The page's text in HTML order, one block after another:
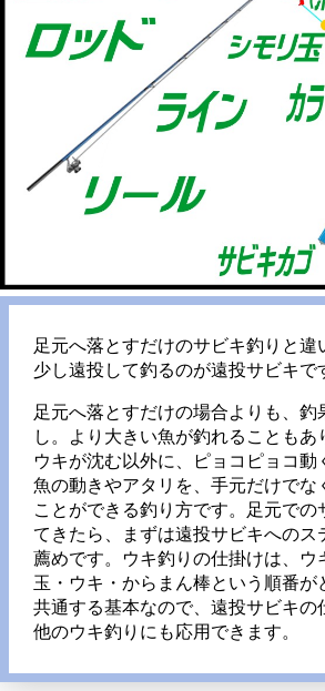
足元へ落とすだけのサビキ釣りと違
少し遠投して釣るのが遠投サビキで
足元へ落とすだけの場合よりも、釣
し。より大きい魚が釣れることもあ
ウキが沈む以外に、ピョコピョコ動
魚の動きやアタリを、手元だけでな
ことができる釣り方です。足元での
てきたら、まずは遠投サビキへのス
薦めです。ウキ釣りの仕掛けは、ウ
玉・ウキ・からまん棒という順番が
共通する基本なので、遠投サビキの
他のウキ釣りにも応用できます。